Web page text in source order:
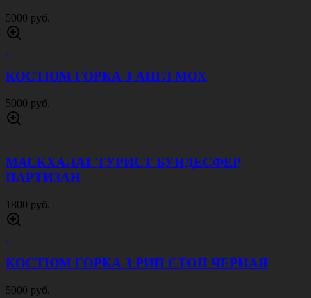
БЕЙСБОЛКА ПОЛИЦИЯ ЧЕРНАЯ
300 руб.
КОСТЮМ ЭНЦЕФАЛИТНЫЙ БЕРЕЗКА
БЕЛАЯ
2500 руб.
БЕРЕТ ВОЕННАЯ ПОЛИЦИЯ ПРОСТОЙ
КРАСНЫЙ
600 руб.